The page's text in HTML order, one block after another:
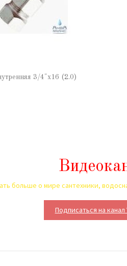
3/4"х16 (2.0)
больше о мире сантехники,
Подписаться на канал